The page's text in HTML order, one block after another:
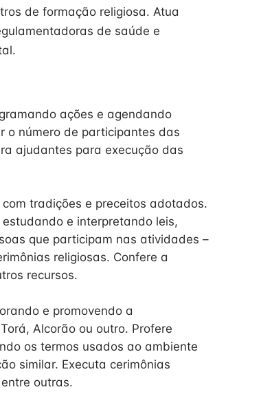
de formação religiosa. Atua
de saúde e
ações e agendando
o número de participantes das
ajudantes para execução das
tradições e preceitos adotados.
e interpretando leis,
que participam nas atividades –
religiosas. Confere a
recursos.
e promovendo a
Alcorão ou outro. Profere
os termos usados ao ambiente
similar. Executa cerimônias
outras.